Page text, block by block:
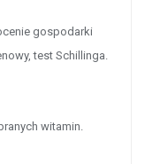
gospodarki
test Schillinga.
witamin.